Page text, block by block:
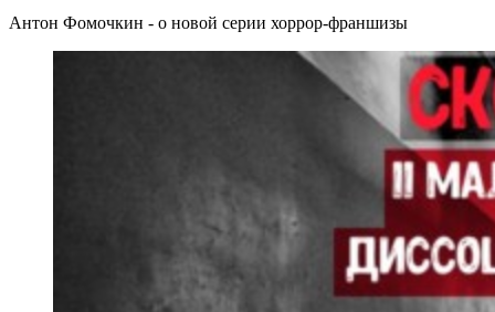
Антон Фомочкин - о новой серии хоррор-франшизы